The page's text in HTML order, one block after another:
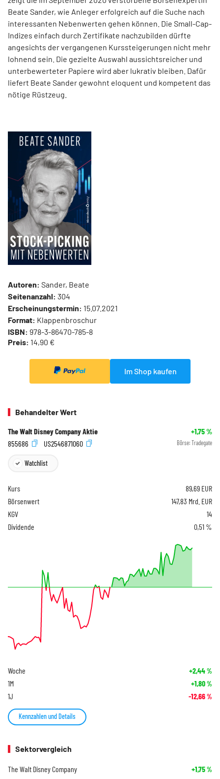
Beate Sander, wie Anleger erfolgreich auf die Suche nach
interessanten Nebenwerten gehen können. Die Small-Cap-
Indizes einfach durch Zertifikate nachzubilden dürfte
angesichts der vergangenen Kurssteiger­ungen nicht mehr
lohnend sein. Die gezielte Auswahl aussichtsreicher und
unterbewerteter Papiere wird aber lukrativ bleiben. Dafür
liefert Beate Sander gewohnt eloquent und kompetent das
nötige Rüstzeug.
Autoren: Sander, Beate
Seitenanzahl: 304
Erscheinungstermin: 15.07.2021
Format: Klappenbroschur
ISBN: 978-3-86470-785-8
Preis: 14,90 €
Im Shop kaufen
Behandelter Wert
The Walt Disney Company Aktie +1,75%
855686
US2546871060 Börse: Tradegate
Watchlist
Kurs 89,69 EUR
Börsenwert
147,83 Mrd. EUR
KGV
14
Dividende
0,51 %
Woche +2,44%
1M +1,80%
1J -12,66%
Kennzahlen und Details
Sektorvergleich
The Walt Disney Company +1,75%